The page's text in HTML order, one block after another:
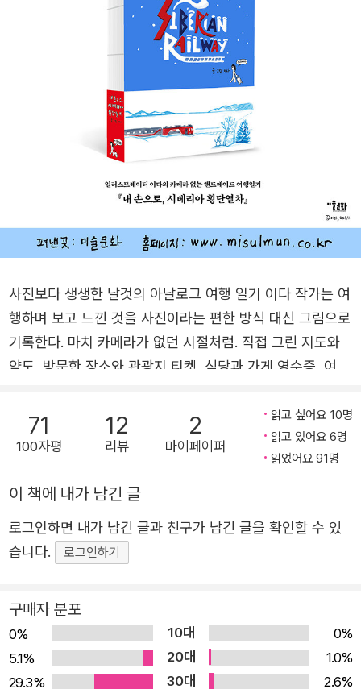
사진보다 생생한 날것의 아날로그 여행 일기 이다 작가는 여
행하며 보고 느낀 것을 사진이라는 편한 방식 대신 그림으로
기록한다. 마치 카메라가 없던 시절처럼. 직접 그린 지도와
약도, 방문한 장소와 관광지 티켓, 식당과 가게 영수증, 여행
가득 채웠다. 에르미타주 등 우리가 비교적 가기 힘든 미술
관의 관람 비중이 큰 이번 여행에서, 미술 작품에 대한 작가
의 덕심도 보는 묘미를 더한다. 여행의 준비 과정부터 끝까
지 한 장 한 장 빼곡히 그려 넣은 노트에서, 여행지의 매력과
나만의 공간, 기차 홀릭으로 만드는 시베리아 횡단열차의 매
력 지난 여행들과 달리 이번 여행은 끊임없이 이동한다. 여
앞섰지만 걱정이 무색하게, 덜컹거리는 기차의 리듬에 몸을
맡기면 오히려 마음이 편안해졌다. 여행 중에는 낯선 문화와
예상치 못한 당혹스러운 일들을 겪으면서 한국으로 돌아가
고 싶을 때도 있었다. 그럼에도 불구하고 새로운 기차를 탈
71
100자평
12
리뷰
2
마이페이퍼
읽고 싶어요 10명
읽고 있어요 6명
읽었어요 91명
이 책에 내가 남긴 글
로그인하면 내가 남긴 글과 친구가 남긴 글을 확인할 수 있
습니다.
로그인하기
구매자 분포
0% 10대
0%
5.1%
20대
1.0%
29.3%
30대 2.6%